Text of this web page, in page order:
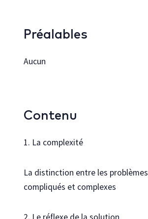
Préalables
Aucun
Contenu
1. La complexité
La distinction entre les problèmes
compliqués et complexes